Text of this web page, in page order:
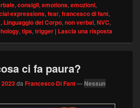
,consigli,emotions,emozioni,
expressions,fear,francesco di fant,
, Linguaggio del Corpo,non verbal,NVC,
,tips,trigger | Lascia una risposta
ci fa paura?
daFrancesco Di Fant— Nessun